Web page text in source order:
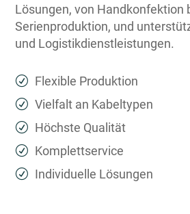
Lösungen, von Handkonfektion
Serienproduktion, und
und Logistikdienstleistungen.
Flexible Produktion
Vielfalt an Kabeltypen
Höchste Qualität
Komplettservice
Individuelle Lösungen